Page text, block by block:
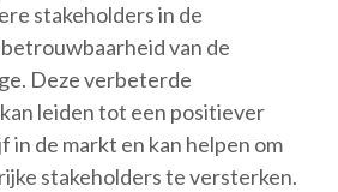
stakeholders in de
van de
Deze verbeterde
leiden tot een positiever
in de markt en kan helpen om
stakeholders te versterken.